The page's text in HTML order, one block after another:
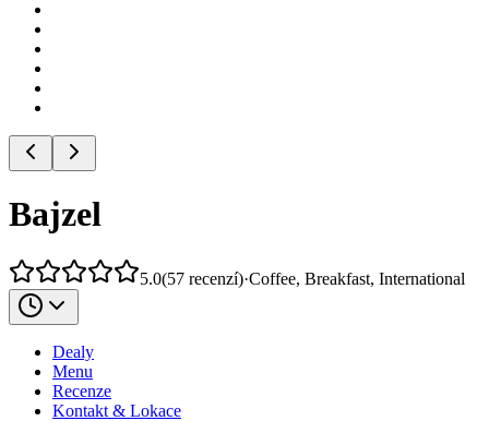
Bajzel
5.0(57 recenzí)·Coffee, Breakfast, International
Dealy
Menu
Recenze
Kontakt & Lokace